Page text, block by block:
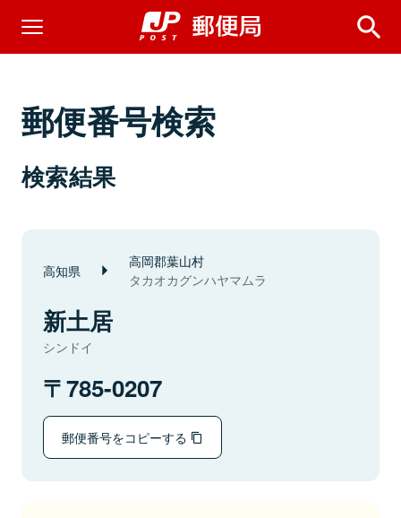
郵便番号検索
検索結果
高知県 高岡郡葉山村
タカオカグンハヤマムラ
新土居
シンドイ
785-0207
郵便番号をコピーする